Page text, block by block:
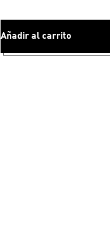
Añadir al carrito